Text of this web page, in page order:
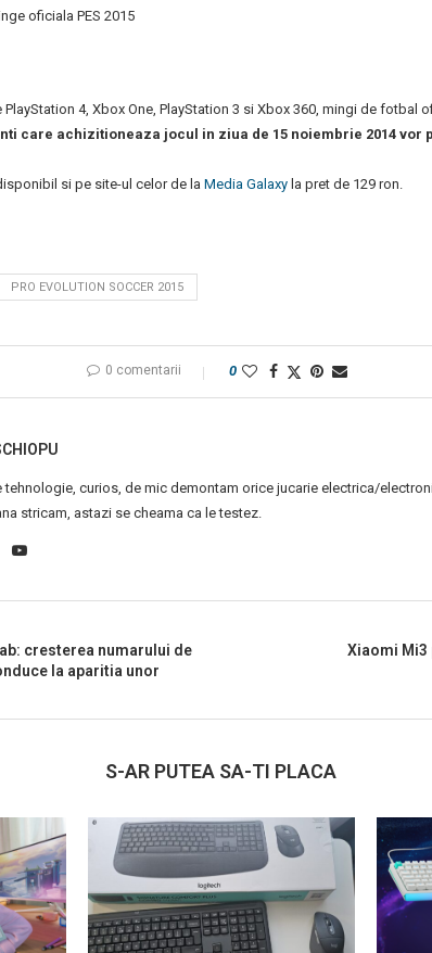
oficiala PES 2015
4, Xbox One, PlayStation 3 si Xbox 360, mingi de fotbal
care achizitioneaza jocul in ziua de 15 noiembrie 2014 vor
si pe site-ul celor de la Media Galaxy la pret de 129 ron.
PRO EVOLUTION SOCCER 2015
0 comentarii 0
tehnologie, curios, de mic demontam orice jucarie electrica/
stricam, astazi se cheama ca le testez.
cresterea numarului de
la aparitia unor
Xiaomi
S-AR PUTEA SA-TI PLACA